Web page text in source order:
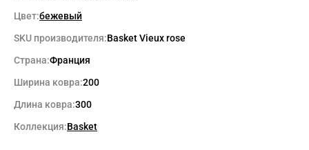
Цвет:бежевый
SKU производителя:Basket Vieux rose
Страна:Франция
Ширина ковра:200
Длина ковра:300
Коллекция:Basket
WhatsApp
Telegram